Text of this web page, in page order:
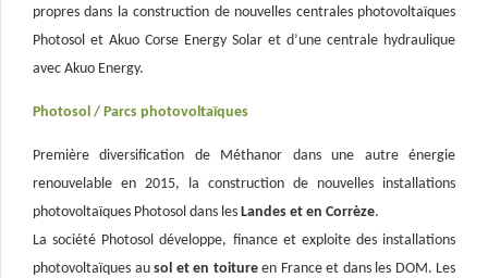
propres dans la construction de nouvelles centrales photovoltaïques
Photosol et Akuo Corse Energy Solar et d’une centrale hydraulique
avec Akuo Energy.
Photosol / Parcs photovoltaïques
Première diversification de Méthanor dans une autre énergie
renouvelable en 2015, la construction de nouvelles installations
photovoltaïques Photosol dans les Landes et en Corrèze.
La société Photosol développe, finance et exploite des installations
photovoltaïques au sol et en toitureen France et dans les DOM. Les